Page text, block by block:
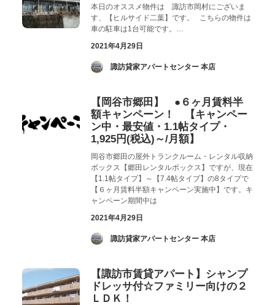
本日のオススメ物件は 諏訪市岡村にございま
す、【ヒルサイド二葉】です。 こちらの物件は
車の駐車は1台可能です。…
2021年4月29日
­ 諏訪貸家アパートセンター 本店
【岡谷市郷田】 ●６ヶ月賃料半
額キャンペーン！ 【キャンペー
ン中・最安値・1.1帖タイプ・
1,925円(税込)～/月額】
岡谷市郷田の屋外トランクルーム・レンタル収納
ボックス【郷田レンタルボックス】ですが、現在
【1.1帖タイプ】～【7.4帖タイプ】の8タイプで
【６ヶ月賃料半額キャンペーン実施中】です。キ
ャンペーン期間中は
2021年4月29日
­ 諏訪貸家アパートセンター 本店
【諏訪市賃貸アパート】シャンプ
ドレッサ付☆ファミリー向けの２
ＬＤＫ！